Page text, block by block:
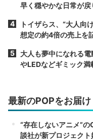
早く穏やかな日常が戻
トイザらス、“大人
想定の約4倍の売上を
大人も夢中になれる
やLEDなどギミック満
最新のPOPをお届け
“存在しないアニメ”
談社が新プロジェクト